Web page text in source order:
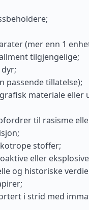
(mer enn 1
tilgjengelige;
passende tillatelse);
materiale eller
til rasisme
stoffer;
eller
og historiske
i strid med